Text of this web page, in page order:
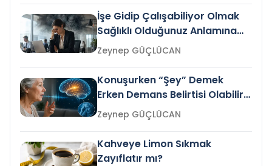
İşe Gidip Çalışabiliyor Olmak
Sağlıklı Olduğunuz Anlamına
Gelir mi?Zeynep GÜÇLÜCAN
Konuşurken “Şey” Demek
Erken Demans Belirtisi Olabilir
mi?
Zeynep GÜÇLÜCAN
Kahveye Limon Sıkmak
Zayıflatır mı?